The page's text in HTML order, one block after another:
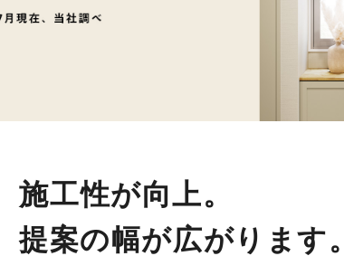
工性が向上。
提案の幅が広がります。